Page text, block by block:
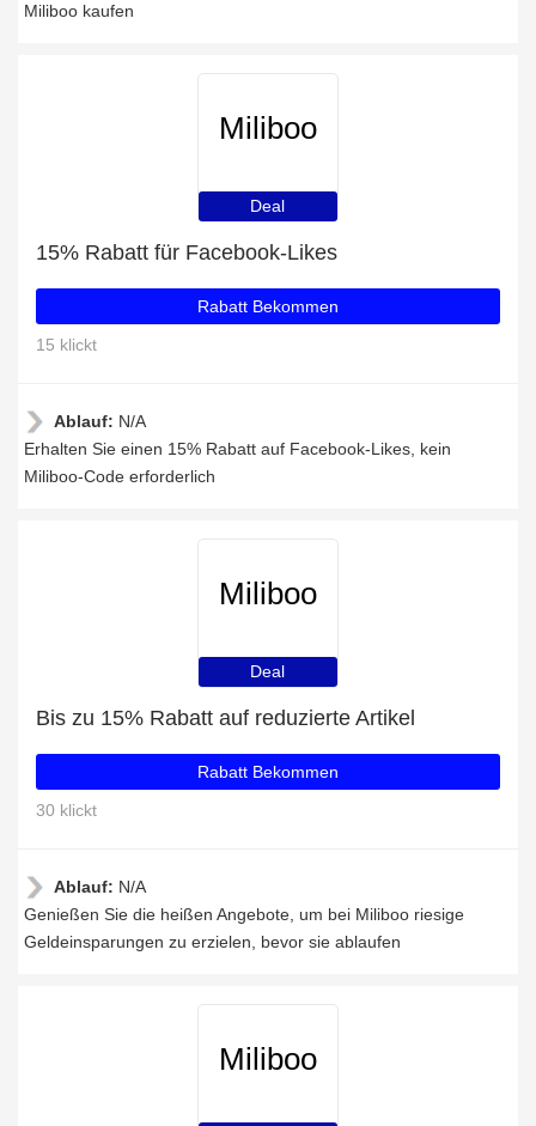
Miliboo kaufen
Miliboo
Deal
15% Rabatt für Facebook-Likes
Rabatt Bekommen
15 klickt
Ablauf: N/A
Erhalten Sie einen 15% Rabatt auf Facebook-Likes, kein
Miliboo-Code erforderlich
Miliboo
Deal
Bis zu 15% Rabatt auf reduzierte Artikel
Rabatt Bekommen
30 klickt
Ablauf: N/A
Genießen Sie die heißen Angebote, um bei Miliboo riesige
Geldeinsparungen zu erzielen, bevor sie ablaufen
Miliboo